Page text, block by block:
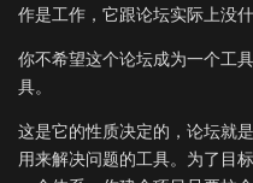
作是工作，它跟论坛实际上没什
你不希望这个论坛成为一个工
具。
这是它的性质决定的，论坛就
用来解决问题的工具。为了目